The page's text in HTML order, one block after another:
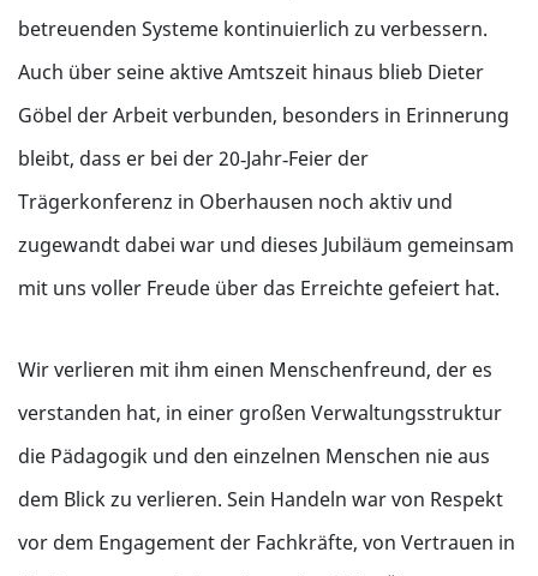
betreuenden Systeme kontinuierlich zu verbessern.
Auch über seine aktive Amtszeit hinaus blieb Dieter
Göbel der Arbeit verbunden, besonders in Erinnerung
bleibt, dass er bei der 20‑Jahr‑Feier der
Trägerkonferenz in Oberhausen noch aktiv und
zugewandt dabei war und dieses Jubiläum gemeinsam
mit uns voller Freude über das Erreichte gefeiert hat.
Wir verlieren mit ihm einen Menschenfreund, der es
verstanden hat, in einer großen Verwaltungsstruktur
die Pädagogik und den einzelnen Menschen nie aus
dem Blick zu verlieren. Sein Handeln war von Respekt
vor dem Engagement der Fachkräfte, von Vertrauen in